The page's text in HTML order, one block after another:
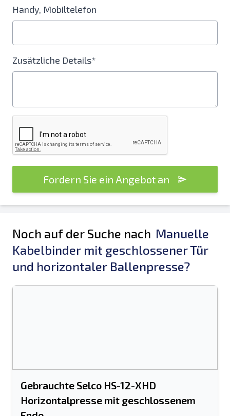
Handy, Mobiltelefon
Zusätzliche Details*
Fordern Sie ein Angebot an
Noch auf der Suche nach Manuelle
Kabelbinder mit geschlossener Tür
und horizontaler Ballenpresse?
Gebrauchte Selco HS-12-XHD
Horizontalpresse mit geschlossenem